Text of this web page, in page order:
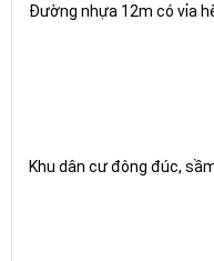
Đường nhựa 12m có vỉa
Khu dân cư đông đúc,